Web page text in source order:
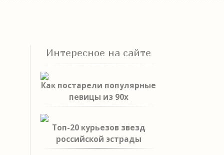
Интересное на сайте
Как постарели популярные
певицы из 90х
Топ-20 курьезов звезд
российской эстрады